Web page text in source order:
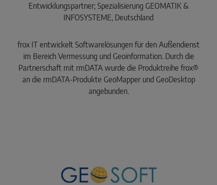
Entwicklungspartner; Spezialisierung GEOMATIK &
INFOSYSTEME, Deutschland
frox IT entwickelt Softwarelösungen für den Außendienst
im Bereich Vermessung und Geoinformation. Durch die
Partnerschaft mit rmDATA wurde die Produktreihe frox®
an die rmDATA-Produkte GeoMapper und GeoDesktop
angebunden.